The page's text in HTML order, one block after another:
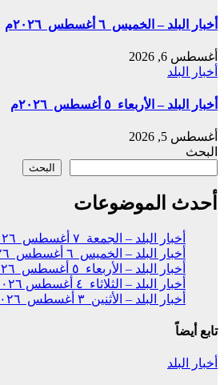
أخبار البلد – الخميس ٦ أغسطس ٢٠٢٦م
أغسطس 6, 2026
أخبار البلد
أخبار البلد – الأربعاء ٥ أغسطس ٢٠٢٦م
أغسطس 5, 2026
البحث
البحث
أحدث الموضوعات
أخبار البلد – الجمعة ٧ أغسطس ٢٠٢٦م
أخبار البلد – الخميس ٦ أغسطس ٢٠٢٦م
أخبار البلد – الأربعاء ٥ أغسطس ٢٠٢٦م
أخبار البلد – الثلاثاء ٤ أغسطس ٢٠٢٦م
أخبار البلد – الأثنين ٣ أغسطس ٢٠٢٦م
تابع أيضاً
أخبار البلد